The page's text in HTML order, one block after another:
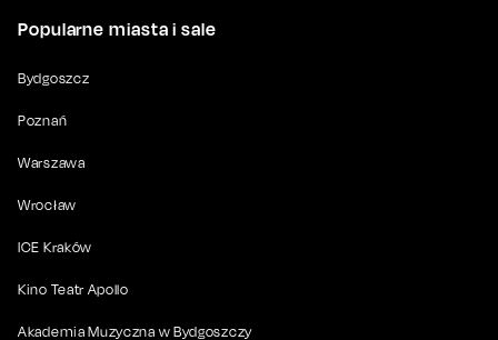
Popularne miasta i sale
Bydgoszcz
Poznań
Warszawa
Wrocław
ICE Kraków
Kino Teatr Apollo
Akademia Muzyczna w Bydgoszczy